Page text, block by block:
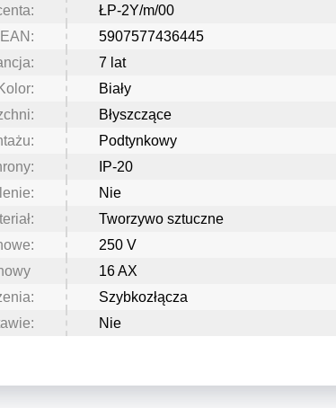
ŁP-2Y/m/00
EAN:
5907577436445
7 lat
Kolor:
Biały
Błyszczące
Podtynkowy
IP-20
Nie
Tworzywo sztuczne
250 V
16 AX
Szybkozłącza
Nie